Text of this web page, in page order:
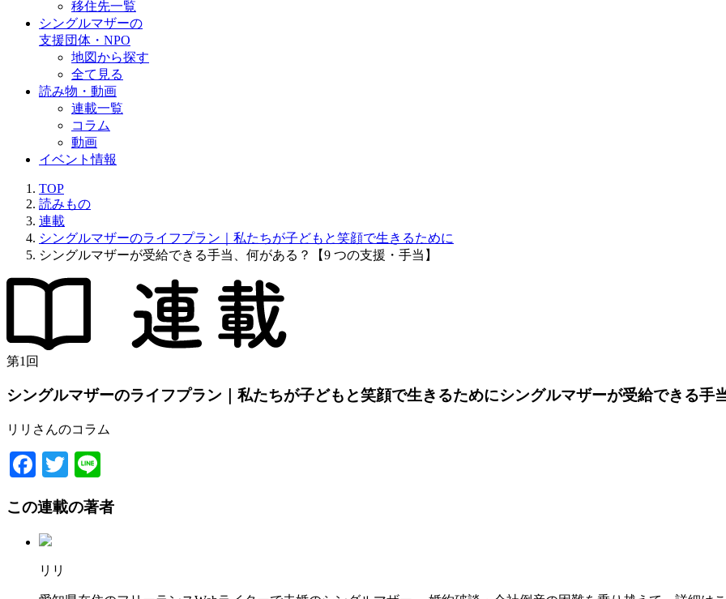
移住先一覧
シングルマザーの
支援団体・NPO
地図から探す
全て見る
読み物・動画
連載一覧
コラム
動画
イベント情報
TOP
読みもの
連載
シングルマザーのライフプラン｜私たちが子どもと笑顔で生きるために
シングルマザーが受給できる手当、何がある？【9 つの支援・手当】
第1 回
シングルマザーのライフプラン｜私たちが子どもと笑顔で生きるためにシングルマザーが受給できる手
リリさんのコラム
Facebook
Twitter
この連載の著者
リリ